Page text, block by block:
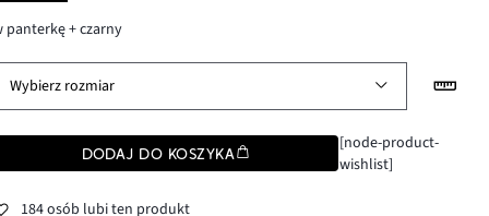
panterkę + czarny
Wybierz rozmiar
DODAJ DO KOSZYKA
[node-product-
wishlist]
184 osób lubi ten produkt